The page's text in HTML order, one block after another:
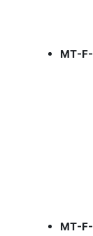
MT-
MT-